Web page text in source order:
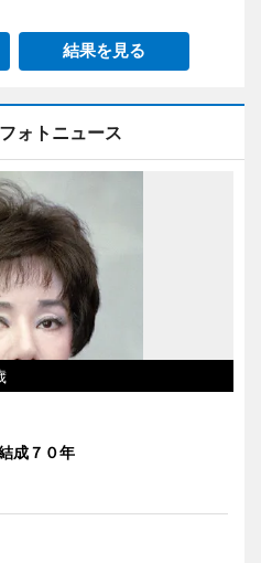
結果を見る
ォトニュース
成７０年